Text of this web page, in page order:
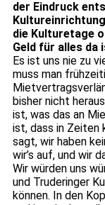
der Eindruck
die Kulturetage
Geld für alles da
Es ist uns nie zu
muss man
bisher nicht
ist, was das an
ist, dass in Zeiten
sagt, wir haben
wir’s auf, und wir
Wir würden uns
und Truderinger
können. In den